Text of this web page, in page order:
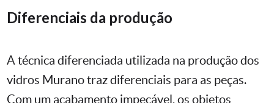
Diferenciais da produção
A técnica diferenciada utilizada na produção dos
vidros Murano traz diferenciais para as peças.
Com um acabamento impecável, os objetos